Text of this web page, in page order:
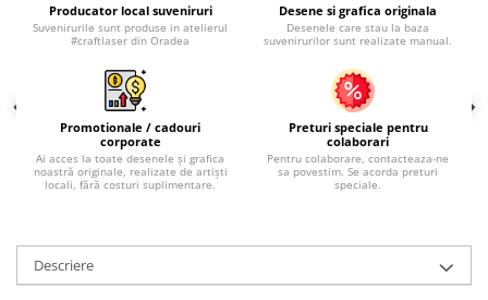
Producator local suveniruri
Suvenirurile sunt produse in atelierul
#craftlaser din Oradea
Desene si grafica originala
Desenele care stau la baza
suvenirurilor sunt realizate manual.
Promotionale / cadouri
corporate
Ai acces la toate desenele și grafica
noastră originale, realizate de artiști
locali, fără costuri suplimentare.
Preturi speciale pentru
colaborari
Pentru colaborare, contacteaza-ne
sa povestim. Se acorda preturi
speciale.
Descriere